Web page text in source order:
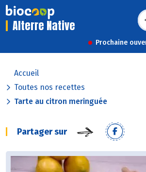
Alterre Native
Prochaine
Accueil
Toutes nos recettes
Tarte au citron meringuée
Partager sur